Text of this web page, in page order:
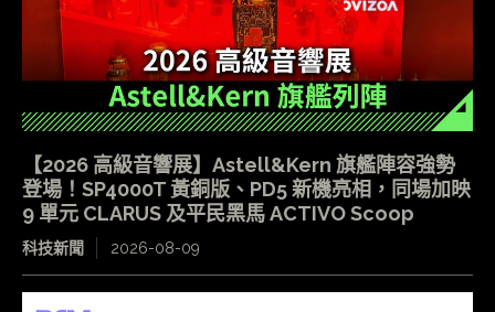
【2026 高級音響展】Astell&Kern 旗艦陣容強勢
登場！SP4000T 黃銅版、PD5 新機亮相，同場加映
9 單元 CLARUS 及平民黑馬 ACTIVO Scoop
科技新聞 2026-08-09